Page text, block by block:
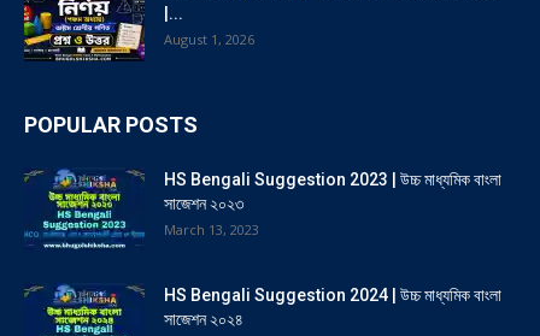
|...
August 1, 2026
POPULAR POSTS
HS Bengali Suggestion 2023 | উচ্চ মাধ্যমিক বাংলা
সাজেশন ২০২৩
March 13, 2023
HS Bengali Suggestion 2024 | উচ্চ মাধ্যমিক বাংলা
সাজেশন ২০২৪